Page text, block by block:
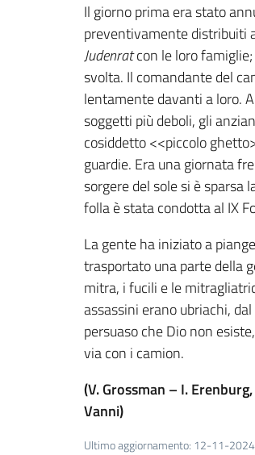
Il giorno prima era stato
preventivamente distribuiti
Judenratcon le loro
svolta. Il comandante del
lentamente davanti a loro.
soggetti più deboli, gli
cosiddetto <<piccolo
guardie. Era una giornata
sorgere del sole si è sparsa
folla è stata condotta al IX
La gente ha iniziato a
trasportato una parte della
mitra, i fucili e le
assassini erano ubriachi,
persuaso che Dio non
via con i camion.
(V. Grossman – I. Erenburg,
Vanni)
Ultimo aggiornamento: 12-11-